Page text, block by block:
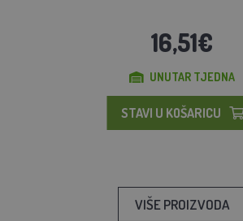
16,51€
UNUTAR TJEDNA
STAVI U KOŠARICU
VIŠE PROIZVODA